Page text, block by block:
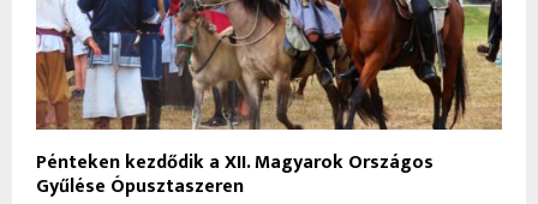
Pénteken kezdődik a XII. Magyarok Országos
Gyűlése Ópusztaszeren